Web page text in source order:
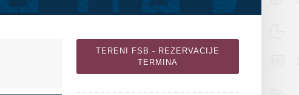
TERENI FSB - REZERVACIJE
TERMINA